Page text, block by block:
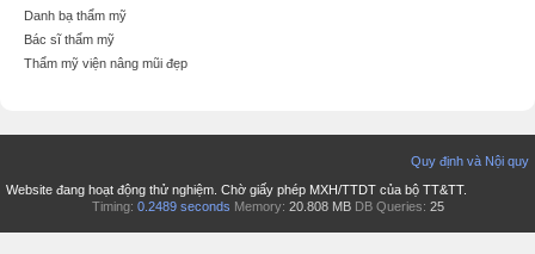
Danh bạ thẩm mỹ
Bác sĩ thẩm mỹ
Thẩm mỹ viện nâng mũi đẹp
Quy định và Nội quy
Website đang hoạt động thử nghiệm. Chờ giấy phép MXH/TTDT của bộ TT&TT.
Timing: 0.2489 seconds Memory: 20.808 MB DB Queries: 25